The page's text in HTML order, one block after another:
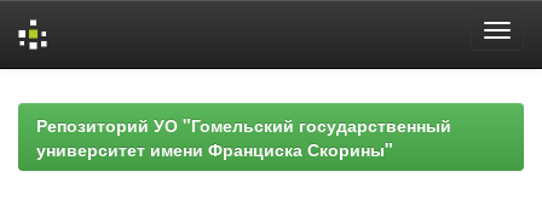
navigationРепозиторий УО "Гомельский государственный
университет имени Франциска Скорины"